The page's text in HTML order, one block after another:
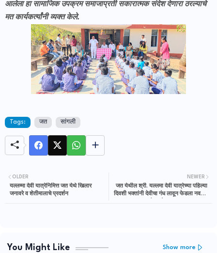
आलेला हा सामाजिक उपक्रम समाजाप्रती सकारात्मक संदेश देणारा ठरल्याचे
मत कार्यकर्त्यांनी व्यक्त केले.
Tags: जत सांगली
NEWER
जत येथील श्री. यल्लमा देवी यात्रेच्या पहिल्या
दिवशी भक्तांनी देवीचा गंध लावून फेडला नवस |
OLDER
यल्लम्मा देवी यात्रेनिमित्त जत येथे खिलार
जनावरे व शेतीमालाचे प्रदर्शन
You Might Like Show more